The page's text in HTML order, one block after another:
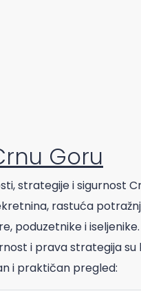
Goru
strategije i sigurnost
rastuća
poduzetnike i
i prava strategija
i praktičan pregled: